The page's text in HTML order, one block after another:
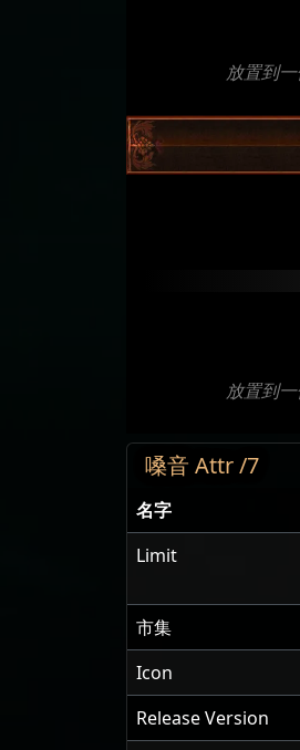
放置到
放置到
嗓音 Attr /7
名字
Limit
市集
Icon
Release Version